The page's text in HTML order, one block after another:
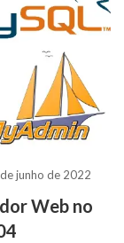
junho de 2022
Web no